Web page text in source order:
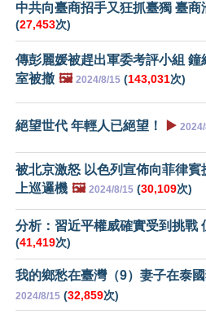
中共向臺商招手又狂抓臺獨 臺商
(27,453次)
傳彭麗媛被趕出軍委考評小組 鐘
室被撤 🖼️ 2024/8/15 (143,031次)
絕望世代 年輕人已絕望！ ▶️
被北京激怒 以色列宣佈向菲律賓
上巡邏機 🖼️ 2024/8/15 (30,109次)
分析：習近平權威確實受到挑戰
(41,419次)
我的鄉愁在臺灣（9）妻子在泰
2024/8/15 (32,859次)